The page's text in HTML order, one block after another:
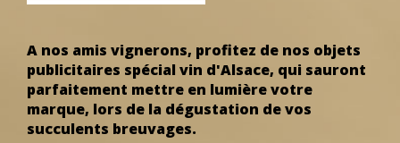
A nos amis vignerons, profitez de nos objets
publicitaires spécial vin d'Alsace, qui sauront
parfaitement mettre en lumière votre
marque, lors de la dégustation de vos
succulents breuvages.